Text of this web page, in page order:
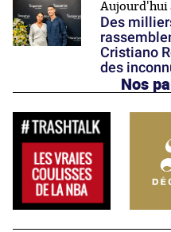
Aujourd'hui
Des
Cristiano
des
Nos